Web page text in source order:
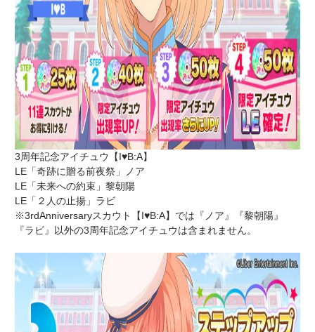
3周年記念アイチュウ【I♥B:A】
LE「奇跡に贈る前夜祭」ノア
LE「未来への約束」黎朝陽
LE「２人の止揚」ラビ
※3rdAnniversaryスカウト【I♥B:A】では『ノア』『黎朝陽』
『ラビ』以外の3周年記念アイチュウは含まれません。